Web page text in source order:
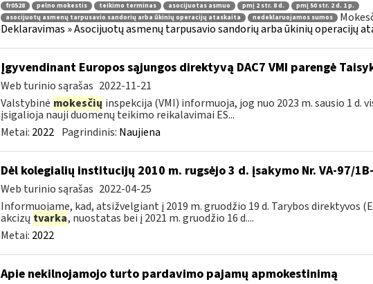
fr0528 pelno mokestis teikimo terminas asocijuotas asmuo pmį 2 str. 8 d.
pmį 50 str. 2 d. 1 p.
asocijuotų asmenų tarpusavio sandorių arba ūkinių operacijų ataskaita
nedeklaruojamos sumos
Deklaravimas » Asocijuotų asmenų tarpusavio sandorių arba ūkinių operacijų
Įgyvendinant Europos sąjungos direktyvą DAC7 VMI parengė
Web turinio sąrašas 2022-11-21
Valstybinė mokesčių inspekcija (VMI) informuoja, jog nuo 2023 m. sausio 1 d.
įsigalioja nauji duomenų teikimo reikalavimai ES...
Metai: 2022 Pagrindinis: Naujiena
Dėl kolegialių institucijų 2010 m. rugsėjo 3 d. įsakymo Nr. VA-97/
Web turinio sąrašas 2022-04-25
Informuojame, kad, atsižvelgiant į 2019 m. gruodžio 19 d. Tarybos direktyvos
akcizų tvarka, nuostatas bei į 2021 m. gruodžio 16 d....
Metai: 2022
Apie nekilnojamojo turto pardavimo pajamų apmokestinimą